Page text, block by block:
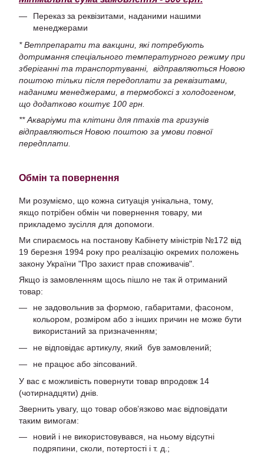
Переказ за реквізитами, наданими нашими
менеджерами
* Ветпрепарати та вакцини, які потребують
дотримання спеціального температурного режиму при
зберіганні та транспортуванні, відправляються Новою
поштою тільки після передоплати за реквізитами,
наданими менеджерами, в термобоксі з холодогеном,
що додатково коштує 100 грн.
** Акваріуми та клітини для птахів та гризунів
відправляються Новою поштою за умови повної
передплати.
Обмін та повернення
Ми розуміємо, що кожна ситуація унікальна, тому,
якщо потрібен обмін чи повернення товару, ми
прикладемо зусілля для допомоги.
Ми спираємось на постанову Кабінету міністрів №172 від
19 березня 1994 року про реалізацію окремих положень
закону України "Про захист прав споживачів".
Якщо із замовленням щось пішло не так й отриманий
товар:
не задовольнив за формою, габаритами, фасоном,
кольором, розміром або з інших причин не може бути
використаний за призначенням;
не відповідає артикулу, який був замовлений;
не працює або зіпсований.
У вас є можливість повернути товар впродовж 14
(чотирнадцяти) днів.
Звернить увагу, що товар обов’язково має відповідати
таким вимогам:
новий і не використовувався, на ньому відсутні
подряпини, сколи, потертості і т. д.;